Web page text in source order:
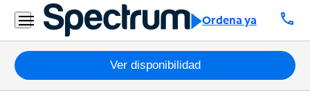
Ordena ya call
Residencial
Business
Paquetes
Internet
Ver disponibilidad